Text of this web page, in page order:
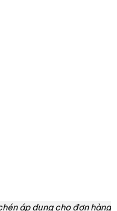
áp dụng cho đơn hàng